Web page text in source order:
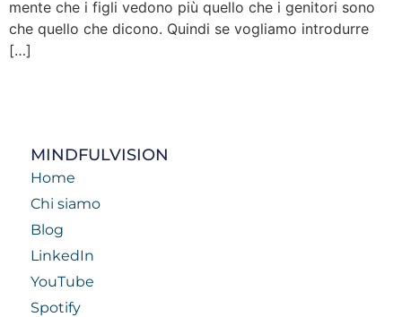
mente che i figli vedono più quello che i genitori sono
che quello che dicono. Quindi se vogliamo introdurre
[…]
MINDFULVISION
Home
Chi siamo
Blog
LinkedIn
YouTube
Spotify